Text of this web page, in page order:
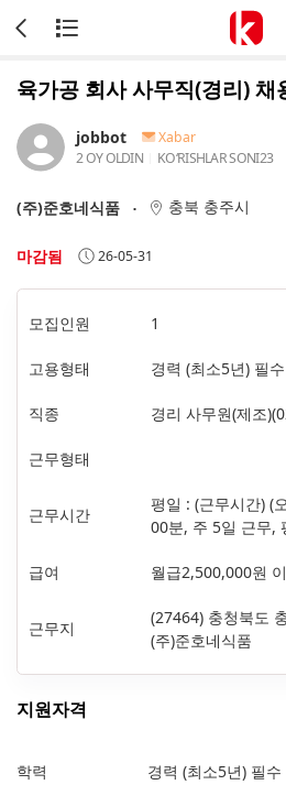
육가공 회사 사무직(경리) 채
jobbot
Xabar
2 OY OLDIN
KOʻRISHLAR SONI23
(주)준호네식품 충북 충주시
마감됨 26-05-31
모집인원 1
고용형태 경력 (최소5년) 필수
직종 경리 사무원(제조
근무형태
근무시간
평일 : (근무시간) (
00분, 주 5일 근무,
급여 월급2,500,000원
근무지
(27464) 충청북도
(주)준호네식품
지원자격
학력 경력 (최소5년) 필수